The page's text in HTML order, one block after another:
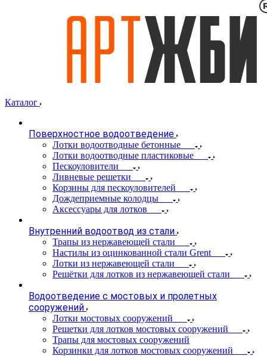
Каталог
Поверхностное водоотведение
Лотки водоотводные бетонные
Лотки водоотводные пластиковые
Пескоуловители
Ливневые решетки
Корзины для пескоуловителей
Дождеприемные колодцы
Аксессуары для лотков
Внутренний водоотвод из стали
Трапы из нержавеющей стали
Настилы из оцинкованной стали Grent
Лотки из нержавеющей стали
Решётки для лотков из нержавеющей стали
Водоотведение с мостовых и пролетных
сооружений
Лотки мостовых сооружений
Решетки для лотков мостовых сооружений
Трапы для мостовых сооружений
Корзинки для лотков мостовых сооружений